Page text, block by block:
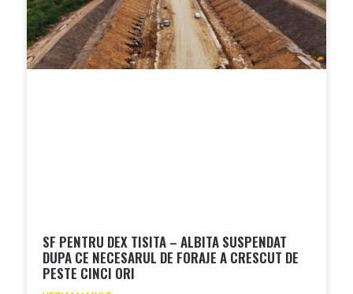
SF PENTRU DEX TISITA – ALBITA SUSPENDAT
DUPA CE NECESARUL DE FORAJE A CRESCUT DE
PESTE CINCI ORI